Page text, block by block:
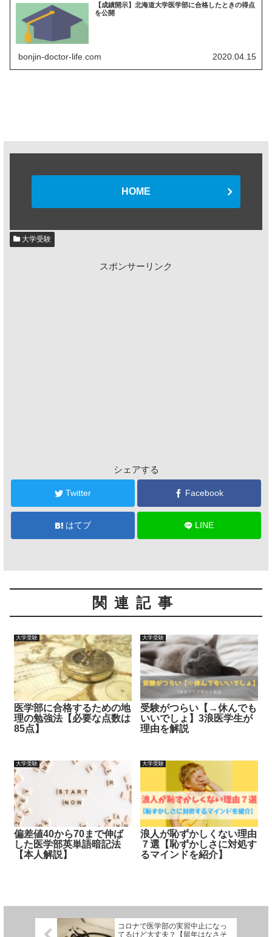
【成績開示】北海道大学医学部に合格したときの得点
を公開
bonjin-doctor-life.com 2020.04.15
HOME
大学受験
スポンサーリンク
シェアする
Twitter Facebook
はてブ LINE
関連記事
大学受験
医学部に合格するための地
理の勉強法【必要な点数は
85点】
大学受験
受験がつらい【→休んでも
いいでしょ】3浪医学生が
理由を解説
大学受験
偏差値40から70まで伸ば
した医学部英単語暗記法
【本人解説】
大学受験
浪人が恥ずかしくない理由
７選【恥ずかしさに対処す
るマインドを紹介】
コロナで医学部の実習中止になっ
てるけど大丈夫？【留年はなさそ